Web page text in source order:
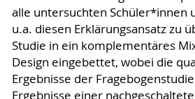
alle untersuchten Schüler*innen
u.a. diesen Erklärungsansatz zu
Studie in ein komplementäres
Design eingebettet, wobei die
Ergebnisse der
Ergebnisse einer